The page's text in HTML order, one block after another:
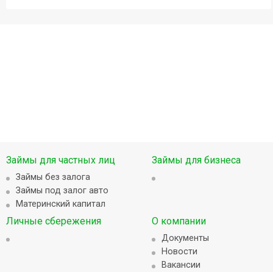
Займы для частных лиц
Займы без залога
Займы под залог авто
Материнский капитал
Займы для бизнеса
Личные сбережения О компании
Документы
Новости
Вакансии